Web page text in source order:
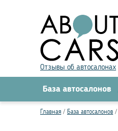
Отзывы об автосалонах
База автосалонов
Главная База автосалонов